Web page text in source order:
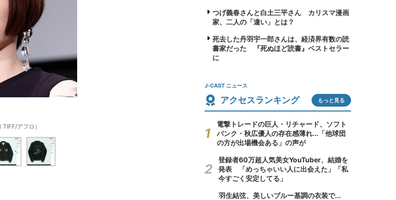
アフロ）
つげ義春さんと白土三平さん カリスマ漫画
家、二人の「違い」とは？
死去した丹羽宇一郎さんは、経済界有数の読
書家だった 『死ぬほど読書』ベストセラー
に
J-CAST ニュース
アクセスランキング もっと見る
電撃トレードの巨人・リチャード、ソフト
バンク・秋広優人の存在感薄れ...「他球団
の方が出場機会ある」の声が
登録者60万超人気美女YouTuber、結婚を
発表 「めっちゃいい人に出会えた」「私
今すごく安定してる」
羽生結弦、美しいブルー基調の衣装で...